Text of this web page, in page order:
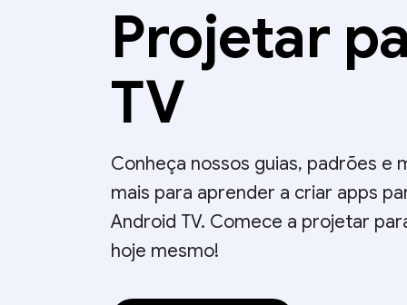
Projetar
TV
Conheça nossos guias, padrões e
mais para aprender a criar apps
Android TV. Comece a projetar
hoje mesmo!